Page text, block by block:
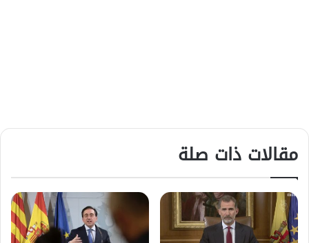
مقالات ذات صلة